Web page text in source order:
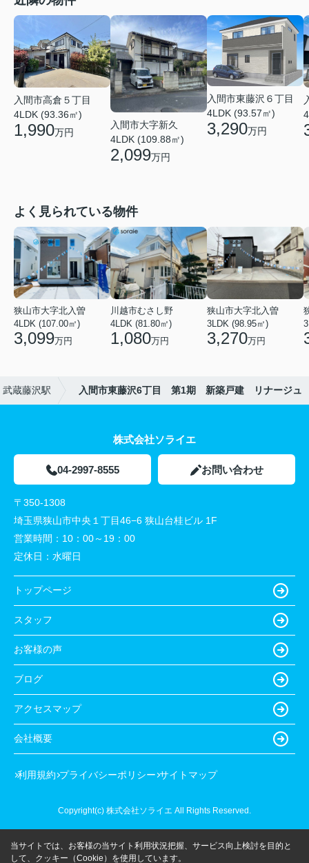
入間市高倉５丁目
4LDK (93.36㎡)
1,990万円
入間市大字新久
4LDK (109.88㎡)
2,099万円
入間市東藤沢６丁目
4LDK (93.57㎡)
3,290万円
よく見られている物件
狭山市大字北入曽
4LDK (107.00㎡)
3,099万円
川越市むさし野
4LDK (81.80㎡)
1,080万円
狭山市大字北入曽
3LDK (98.95㎡)
3,270万円
武蔵藤沢駅 入間市東藤沢6丁目 第1期 新築戸建 リナージュ
株式会社ソライエ
04-2997-8555 お問い合わせ
〒350-1308
埼玉県狭山市中央１丁目46−6 狭山台桂ビル 1F
営業時間： 10：00～19：00
定休日： 水曜日
トップページ
スタッフ
お客様の声
ブログ
アクセスマップ
会社概要
利用規約 プライバシーポリシー サイトマップ
Copyright(c) 株式会社ソライエ All Rights Reserved.
当サイトでは、お客様の当サイト利用状況把握、サービス向上検討を目的と
して、クッキー（Cookie）を使用しています。